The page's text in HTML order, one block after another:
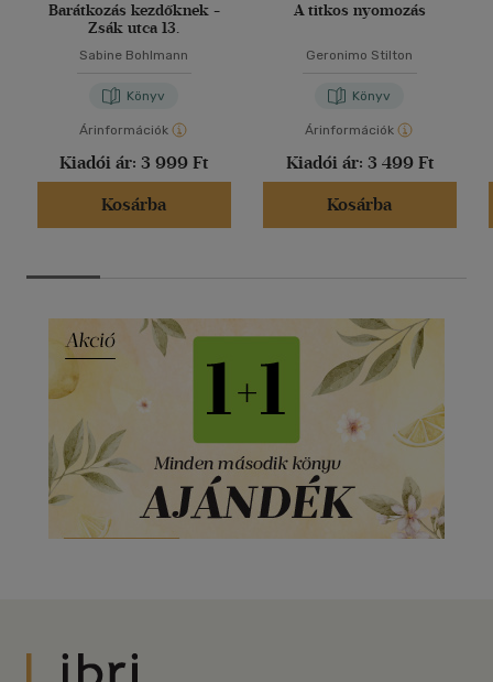
Barátkozás kezdőknek -
Zsák utca 13.
Sabine Bohlmann
Könyv
Árinformációk
Kiadói ár: 3 999 Ft
Kosárba
A titkos nyomozás
Geronimo Stilton
Könyv
Árinformációk
Kiadói ár: 3 499 Ft
Kosárba
Libri